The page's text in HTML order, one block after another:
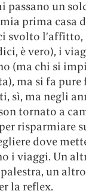
un
prima casa
svolto l’affitto,
è vero), i
(ma chi si
ma si fa pure
sì, ma negli
tornato a
risparmiare
dove
i viaggi. Un
un
la reflex.